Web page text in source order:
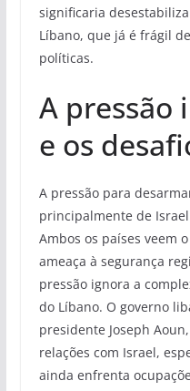
significaria
Líbano, que já é frágil
políticas.
A pressão
e os
A pressão para
principalmente de
Ambos os países veem
ameaça à segurança
pressão ignora a
do Líbano. O governo
presidente Joseph
relações com Israel,
ainda enfrenta